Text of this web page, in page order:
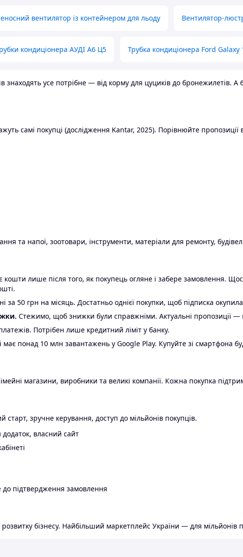
вентилятор із контейнером для льоду Вентилятор-
кондиціонера АУДІ А6 Ц5 Трубка кондиціонера Ford Galaxy
усе потрібне — від корму для цуциків до бронежилетів. А
самі покупці (дослідження Kantar, 2025). Порівнюйте пропозиції
та напої, зоотовари, інструменти, матеріали для ремонту,
лише після того, як покупець огляне і забере замовлення.
50 грн на місяць. Достатньо однієї покупки, щоб підписка
Стежимо, щоб знижки були справжніми. Актуальні пропозиції —
Потрібен лише кредитний ліміт у банку.
має понад 10 млн завантажень у Google Play. Купуйте зі смартфона
магазини, виробники та великі компанії. Кожна покупка
зручне керування, доступ до мільйонів покупців.
власний сайт
підтвердження замовлення
бізнесу. Найбільший маркетплейс України — для мільйонів